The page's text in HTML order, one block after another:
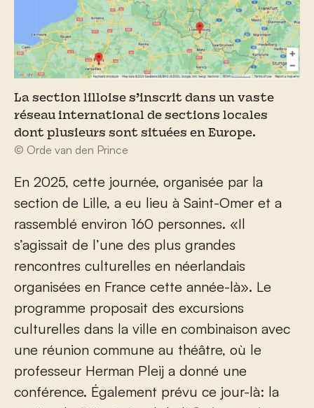
La section lilloise s’inscrit dans un vaste
réseau international de sections locales
dont plusieurs sont situées en Europe.
© Orde van den Prince
En 2025, cette journée, organisée par la
section de Lille, a eu lieu à Saint-Omer et a
rassemblé environ 160 personnes. «Il
s’agissait de l’une des plus grandes
rencontres culturelles en néerlandais
organisées en France cette année-là». Le
programme proposait des excursions
culturelles dans la ville en combinaison avec
une réunion commune au théâtre, où le
professeur Herman Pleij a donné une
conférence. Également prévu ce jour-là: la